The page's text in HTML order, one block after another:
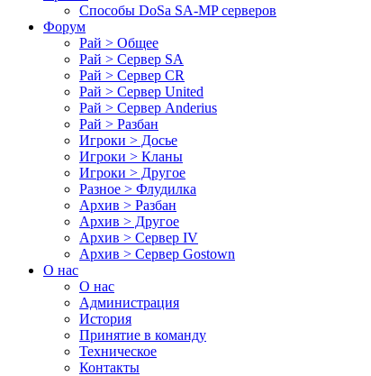
Cпособы DoSа SA-MP серверов
Форум
Рай > Общее
Рай > Сервер SA
Рай > Сервер CR
Рай > Сервер United
Рай > Сервер Anderius
Рай > Разбан
Игроки > Досье
Игроки > Кланы
Игроки > Другое
Разное > Флудилка
Архив > Разбан
Архив > Другое
Архив > Сервер IV
Архив > Сервер Gostown
О нас
О нас
Администрация
История
Принятие в команду
Техническое
Контакты